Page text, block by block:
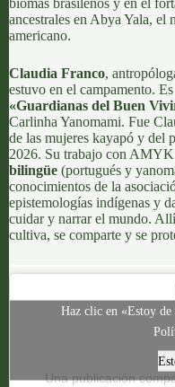
biomas brasileños y en el
ancestrales en Abya Yala, el
americano.
Claudia Franco,
estuvo en el campamento.
«Guardianas del Buen
Carlinha Yanomami. Fue
de las mujeres kayapó y del
2026. Su trabajo con
bilingüe (portugués y
conocimientos de la
epistemologías indígenas y
cuidar y narrar el mundo.
cultiva, se comparte y se
Una publicación
Haz clic en «Estoy de